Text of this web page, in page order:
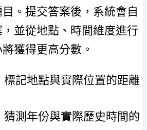
。提交答案後，系統會自
並從地點、時間維度進行
獲得更高分數。
標記地點與實際位置的距離
猜測年份與實際歷史時間的